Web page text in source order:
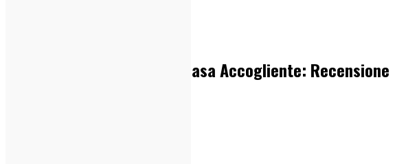
The Zen Circus – L’ultima Casa Accogliente: Recensione